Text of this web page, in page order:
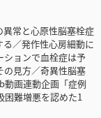
常と心原性脳塞栓症
／発作性心房細動に
ションで血栓症は予
の見方／奇異性脳塞
動画連動企画「症例
困難増悪を認めた1